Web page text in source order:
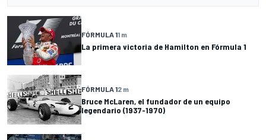
FÓRMULA 11 m
La primera victoria de Hamilton en Fórmula 1
FÓRMULA 12 m
Bruce McLaren, el fundador de un equipo
legendario (1937-1970)